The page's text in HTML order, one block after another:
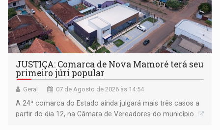
JUSTIÇA: Comarca de Nova Mamoré terá seu
primeiro júri popular
Geral 07 de Agosto de 2026 às 14:54
A 24ª comarca do Estado ainda julgará mais três casos a
partir do dia 12, na Câmara de Vereadores do município